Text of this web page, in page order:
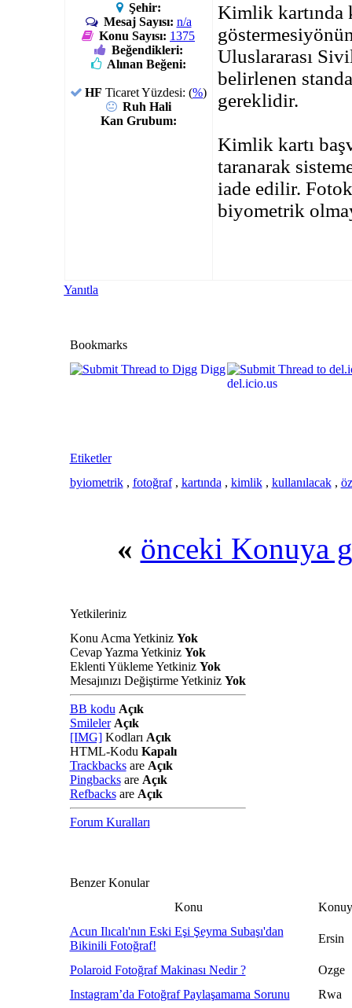
Şehir:
Mesaj Sayısı: n/a
Konu Sayısı: 1375
Beğendikleri:
Alınan Beğeni:
HF Ticaret Yüzdesi: (%)
Ruh Hali
Kan Grubum:
Kimlik kartında
Uluslararası
belirlenen
gereklidir.
Kimlik kartı
taranarak
iade edilir.
biyometrik
Yanıtla
Bookmarks
Digg
del.icio.us
Etiketler
byiometrik , fotoğraf , kartında , kimlik , kullanılacak ,
« önceki Konuya
Yetkileriniz
Konu Acma Yetkiniz Yok
Cevap Yazma Yetkiniz Yok
Eklenti Yükleme Yetkiniz Yok
Mesajınızı Değiştirme Yetkiniz Yok
BB kodu Açık
Smileler Açık
[IMG]Kodları Açık
HTML-Kodu Kapalı
Trackbacksare Açık
Pingbacksare Açık
Refbacksare Açık
Forum Kuralları
Benzer Konular
Konu
Acun Ilıcalı'nın Eski Eşi Şeyma Subaşı'dan
Bikinili Fotoğraf!
Ersin
Polaroid Fotoğraf Makinası Nedir ?
Ozge
Instagram’da Fotoğraf Paylaşamama Sorunu
Rwa